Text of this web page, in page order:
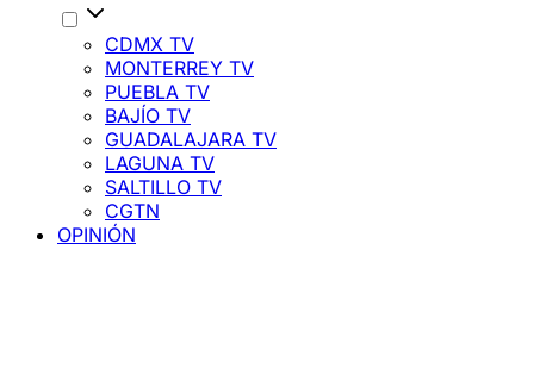
CDMX TV
MONTERREY TV
PUEBLA TV
BAJÍO TV
GUADALAJARA TV
LAGUNA TV
SALTILLO TV
CGTN
OPINIÓN